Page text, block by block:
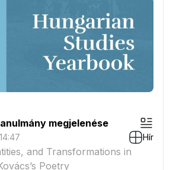
megjelenése
Hír
and Transformations in
Poetry